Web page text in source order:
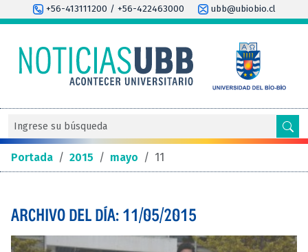
+56-413111200 / +56-422463000 ubb@ubiobio.cl
Portada / 2015 / mayo / 11
ARCHIVO DEL DÍA: 11/05/2015